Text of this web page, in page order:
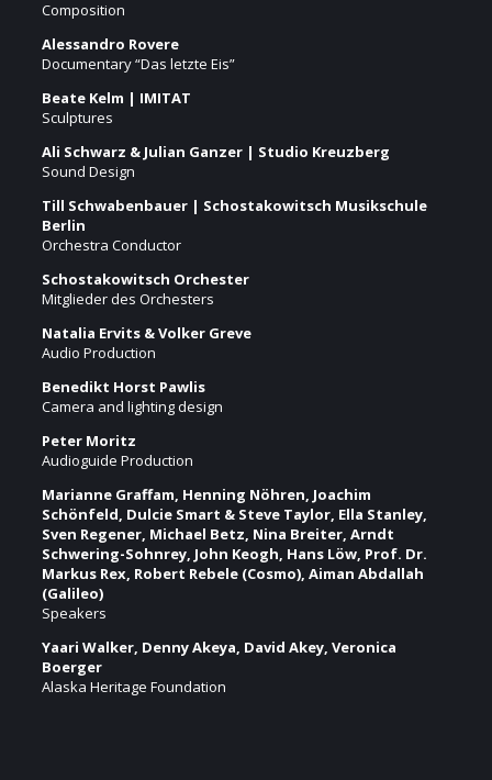
Composition
Alessandro Rovere
Documentary “Das letzte Eis”
Beate Kelm | IMITAT
Sculptures
Ali Schwarz & Julian Ganzer | Studio Kreuzberg
Sound Design
Till Schwabenbauer | Schostakowitsch Musikschule
Berlin
Orchestra Conductor
Schostakowitsch Orchester
Mitglieder des Orchesters
Natalia Ervits & Volker Greve
Audio Production
Benedikt Horst Pawlis
Camera and lighting design
Peter Moritz
Audioguide Production
Marianne Graffam, Henning Nöhren, Joachim
Schönfeld, Dulcie Smart & Steve Taylor, Ella Stanley,
Sven Regener, Michael Betz, Nina Breiter, Arndt
Schwering-Sohnrey, John Keogh, Hans Löw, Prof. Dr.
Markus Rex, Robert Rebele (Cosmo), Aiman Abdallah
(Galileo)
Speakers
Yaari Walker, Denny Akeya, David Akey, Veronica
Boerger
Alaska Heritage Foundation